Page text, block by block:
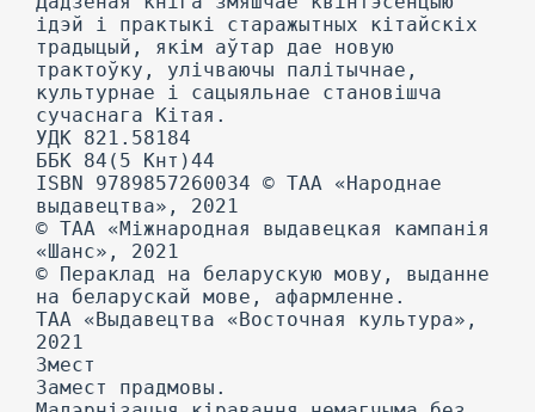
ідэй і практыкі старажытных кітайскіх
традыцый, якім аўтар дае новую
трактоўку, улічваючы палітычнае,
культурнае і сацыяльнае становішча
сучаснага Кітая.
УДК 821.58184
ББК 84(5 Кнт)44
ISBN 9789857260034 © ТАА «Народнае
выдавецтва», 2021
© ТАА «Міжнародная выдавецкая кампанія
«Шанс», 2021
© Пераклад на беларускую мову, выданне
на беларускай мове, афармленне.
ТАА «Выдавецтва «Восточная культура»,
2021
Змест
Замест прадмовы.